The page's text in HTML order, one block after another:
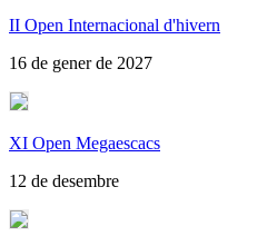
II Open Internacional d'hivern
16 de gener de 2027
XI Open Megaescacs
12 de desembre